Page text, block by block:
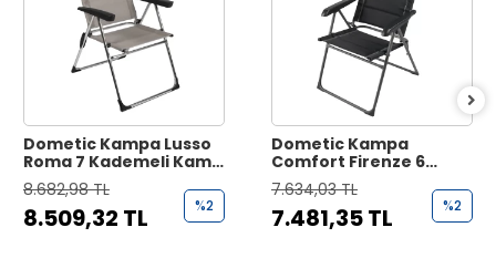
Dometic Kampa Lusso
Roma 7 Kademeli Kamp
Sandalyesi
8.682,98 TL
8.509,32 TL %2
Dometic Kampa
Comfort Firenze 6
Kademeli Siyah Kamp
Sandalyesi
7.634,03 TL
7.481,35 TL %2